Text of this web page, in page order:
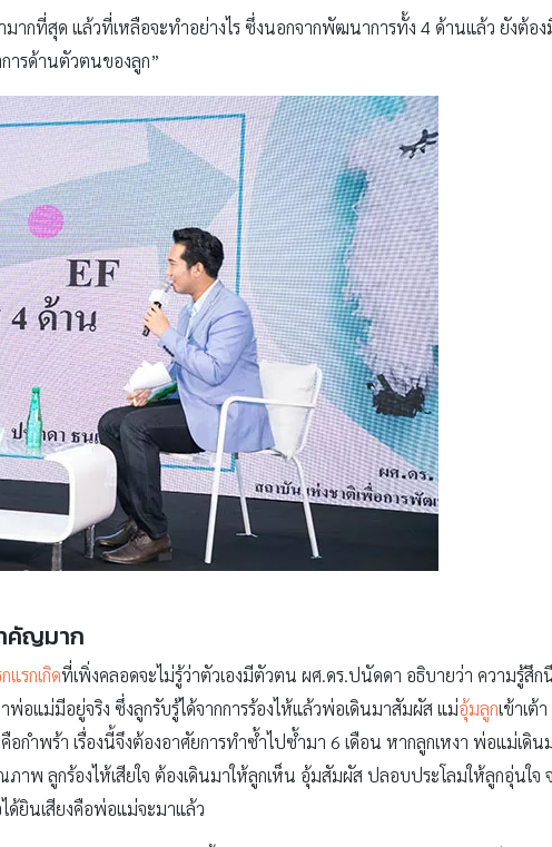
ที่สุด แล้วที่เหลือจะทำอย่างไร ซึ่งนอกจากพัฒนาการทั้ง 4 ด้านแล้ว ยังต้อ
ารด้านตัวตนของลูก”
คัญมาก
แรกเกิดที่เพิ่งคลอดจะไม่รู้ว่าตัวเองมีตัวตน ผศ.ดร.ปนัดดา อธิบายว่า ความรู้สึ
แม่มีอยู่จริง ซึ่งลูกรับรู้ได้จากการร้องไห้แล้วพ่อเดินมาสัมผัส แม่อุ้มลูกเข้าเต้
อกำพร้า เรื่องนี้จึงต้องอาศัยการทำซ้ำไปซ้ำมา 6 เดือน หากลูกเหงา พ่อแม่เดิ
พ ลูกร้องไห้เสียใจ ต้องเดินมาให้ลูกเห็น อุ้มสัมผัส ปลอบประโลมให้ลูกอุ่นใจ
ด้ยินเสียงคือพ่อแม่จะมาแล้ว